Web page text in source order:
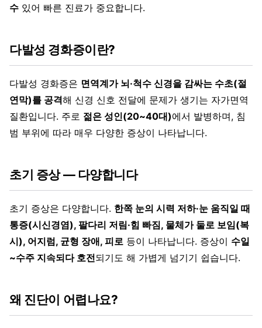
수 있어 빠른 진료가 중요합니다.
다발성 경화증이란?
다발성 경화증은 면역계가 뇌·척수 신경을 감싸는 수초(절
연막)를 공격해 신경 신호 전달에 문제가 생기는 자가면역
질환입니다. 주로 젊은 성인(20~40대)에서 발병하며, 침
범 부위에 따라 매우 다양한 증상이 나타납니다.
초기 증상 — 다양합니다
초기 증상은 다양합니다. 한쪽 눈의 시력 저하·눈 움직일 때
통증(시신경염), 팔다리 저림·힘 빠짐, 물체가 둘로 보임(복
시), 어지럼, 균형 장애, 피로 등이 나타납니다. 증상이 수일
~수주 지속되다 호전되기도 해 가볍게 넘기기 쉽습니다.
왜 진단이 어렵나요?